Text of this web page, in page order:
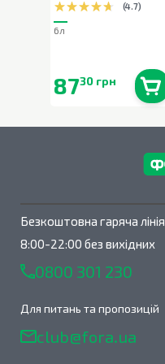
(4.7)
6л
8730 грн
Безкоштовна гаряча лінія
8:00-22:00 без вихідних
0800 301 230
Для питань та пропозицій
club@fora.ua